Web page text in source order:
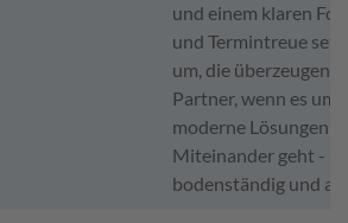
und einem klaren
und Termintreue
um, die
Partner, wenn es um
moderne Lösungen
Miteinander geht -
bodenständig und